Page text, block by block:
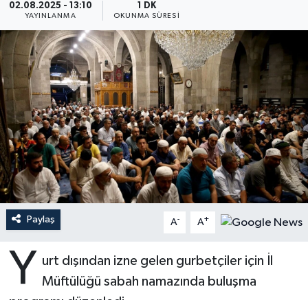
02.08.2025 - 13:10
YAYINLANMA
1 DK
OKUNMA SÜRESI
Paylaş A- A+
Y urt dışından izne gelen gurbetçiler için İl
Müftülüğü sabah namazında buluşma
Ankara Müftülüğü
Antalya Müftülüğü
Ardahan Müftülüğü
Artvin Müftülüğü
Aydın Müftülüğü
Balıkesir Müftülüğü
Bartın Müftülüğü
Batman Müftülüğü
Bayburt Müftülüğü
Dualar
Hadislerle İslam
Kudüs
Kurban
Mukabele
Peygamberimizin Hayatı
Ramazan
Sahabeler
Diyanet Dergi
TDV
Hutbeler
DİYANET AKADEMİ
DİYANET GENÇLİK
DİYANET RADYO/TV
DEPREM
Dünya
Son Dakika Haberleri
Haber Arşivi